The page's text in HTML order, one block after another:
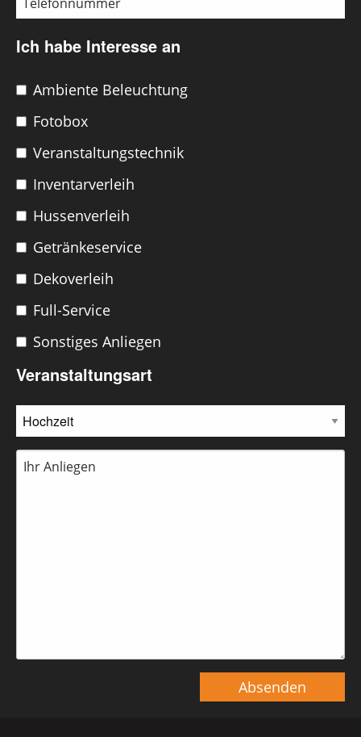
Ich habe Interesse an
Ambiente Beleuchtung
Fotobox
Veranstaltungstechnik
Inventarverleih
Hussenverleih
Getränkeservice
Dekoverleih
Full-Service
Sonstiges Anliegen
Veranstaltungsart
Absenden